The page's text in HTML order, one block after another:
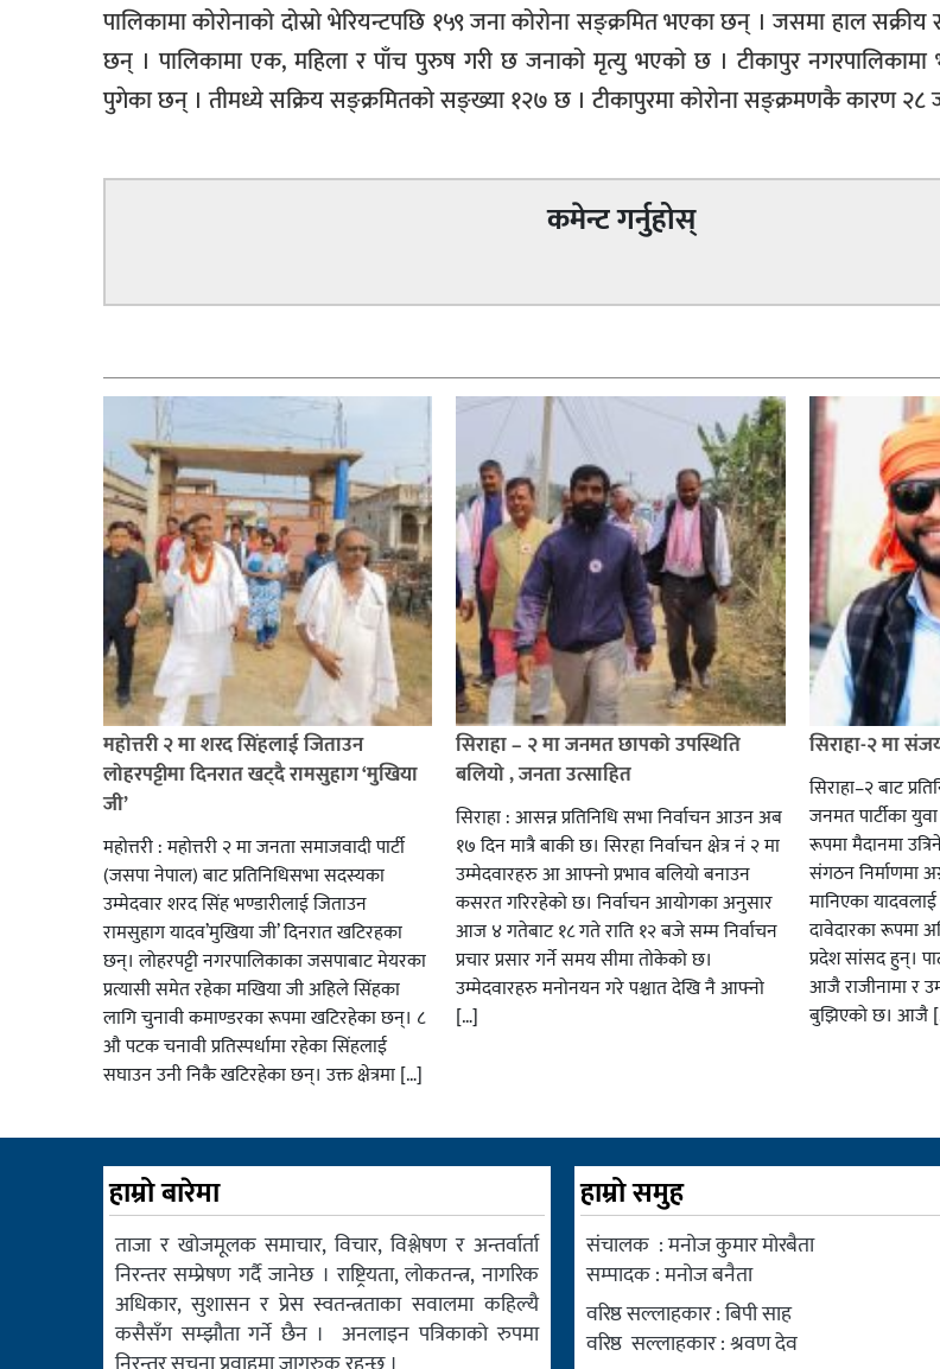
पालिकामा कोरोनाको दोस्रो भेरियन्टपछि १५९ जना कोरोना सङ्क्रमित भएका छन् । जसमा हाल
छन् । पालिकामा एक, महिला र पाँच पुरुष गरी छ जनाको मृत्यु भएको छ । टीकापुर
पुगेका छन् । तीमध्ये सक्रिय सङ्क्रमितको सङ्ख्या १२७ छ । टीकापुरमा कोरोना सङ्क्रमणकै कारण २८
कमेन्ट गर्नुहोस्
महोत्तरी २ मा शरद सिंहलाई जिताउन
लोहरपट्टीमा दिनरात खट्दै रामसुहाग ‘मुखिया
जी’
महोत्तरी : महोत्तरी २ मा जनता समाजवादी पार्टी
(जसपा नेपाल) बाट प्रतिनिधिसभा सदस्यका
उम्मेदवार शरद सिंह भण्डारीलाई जिताउन
रामसुहाग यादव’मुखिया जी’ दिनरात खटिरहका
छन्। लोहरपट्टी नगरपालिकाका जसपाबाट मेयरका
प्रत्यासी समेत रहेका मखिया जी अहिले सिंहका
लागि चुनावी कमाण्डरका रूपमा खटिरहेका छन्। ८
औ पटक चनावी प्रतिस्पर्धामा रहेका सिंहलाई
सघाउन उनी निकै खटिरहेका छन्। उक्त क्षेत्रमा […]
सिराहा – २ मा जनमत छापको उपस्थिति
बलियो , जनता उत्साहित
सिराहा : आसन्न प्रतिनिधि सभा निर्वाचन आउन अब
१७ दिन मात्रै बाकी छ। सिरहा निर्वाचन क्षेत्र नं २ मा
उम्मेदवारहरु आ आफ्नो प्रभाव बलियो बनाउन
कसरत गरिरहेको छ। निर्वाचन आयोगका अनुसार
आज ४ गतेबाट १८ गते राति १२ बजे सम्म निर्वाचन
प्रचार प्रसार गर्ने समय सीमा तोकेको छ।
उम्मेदवारहरु मनोनयन गरे पश्चात देखि नै आफ्नो
[…]
सिराहा-२ मा
सिराहा–२ बाट
जनमत पार्टीका
रूपमा मैदानमा
संगठन निर्माणमा
मानिएका
दावेदारका रूपमा
प्रदेश सांसद हुन्।
आजै राजीनामा र
बुझिएको छ। आजै
हाम्रो बारेमा
ताजा र खोजमूलक समाचार, विचार, विश्लेषण र अन्तर्वार्ता
निरन्तर सम्प्रेषण गर्दै जानेछ । राष्ट्रियता, लोकतन्त्र, नागरिक
अधिकार, सुशासन र प्रेस स्वतन्त्रताका सवालमा कहिल्यै
कसैसँग सम्झौता गर्ने छैन । अनलाइन पत्रिकाको रुपमा
हाम्रो समुह
संचालक : मनोज कुमार मोरबैता
सम्पादक : मनोज बनैता
वरिष्ठ सल्लाहकार : बिपी साह
वरिष्ठ सल्लाहकार : श्रवण देव